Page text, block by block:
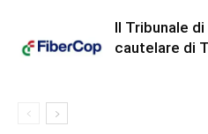
Il Tribunale
cautelare di